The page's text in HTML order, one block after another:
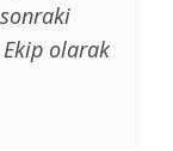
olarak